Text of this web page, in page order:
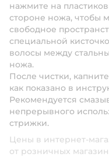
нажмите на
стороне ножа, чтобы
свободное
специальной
волосы между
ножа.
После чистки,
как показано в
Рекомендуется
непрерывного
стрижки.
Цены в интернет-
от розничных